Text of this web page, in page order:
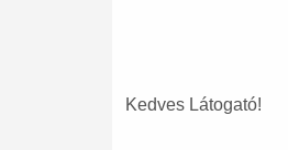
Kedves Látogató!